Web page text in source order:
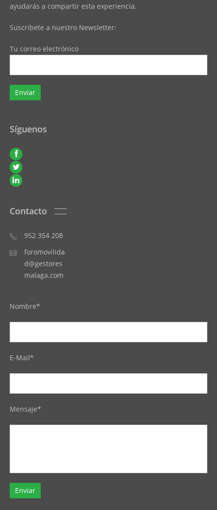
ayudarás a compartir esta experiencia.
Suscribete a nuestro Newsletter:
Tu correo electrónico
Síguenos
Contacto
952 354 208
foromovilida
d@gestores
malaga.com
Nombre*
E-Mail*
Mensaje*